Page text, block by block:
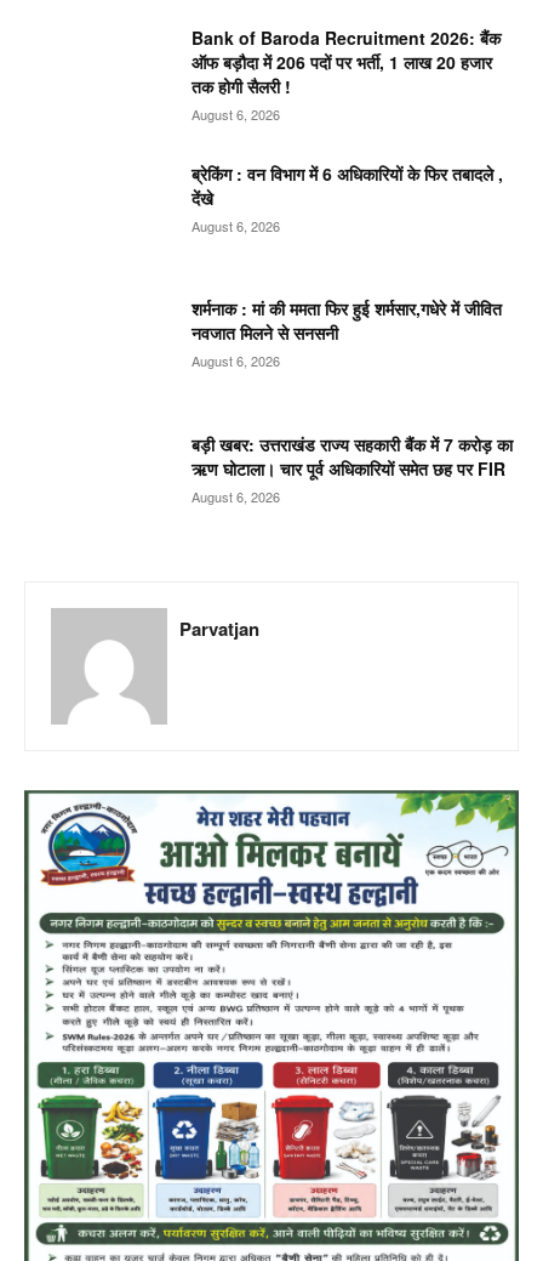
Bank of Baroda Recruitment 2026: बैंक
ऑफ बड़ौदा में 206 पदों पर भर्ती, 1 लाख 20 हजार
तक होगी सैलरी !
August 6, 2026
ब्रेकिंग : वन विभाग में 6 अधिकारियों के फिर तबादले ,
देंखे
August 6, 2026
शर्मनाक : मां की ममता फिर हुई शर्मसार,गधेरे में जीवित
नवजात मिलने से सनसनी
August 6, 2026
बड़ी खबर: उत्तराखंड राज्य सहकारी बैंक में 7 करोड़ का
ऋण घोटाला। चार पूर्व अधिकारियों समेत छह पर FIR
August 6, 2026
Parvatjan